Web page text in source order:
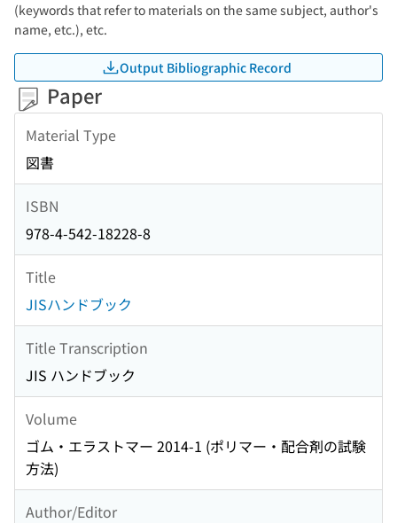
(keywords that refer to materials on the same subject, author's
name, etc.), etc.
Output Bibliographic Record
Paper
Material Type
図書
ISBN
978-4-542-18228-8
Title
JISハンドブック
Title Transcription
JIS ハンドブック
Volume
ゴム・エラストマー 2014-1 (ポリマー・配合剤の試験
方法)
Author/Editor